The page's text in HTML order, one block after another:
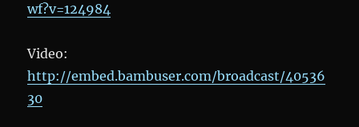
wf?v=124984
Video:
http://embed.bambuser.com/broadcast/40536
30